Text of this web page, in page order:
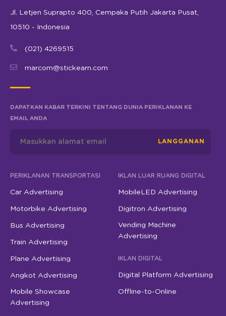
Jl. Letjen Suprapto 400, Cempaka Putih Jakarta Pusat,
10510 - Indonesia
(021) 4269515
marcom@stickearn.com
DAPATKAN KABAR TERKINI TENTANG DUNIA PERIKLANAN KE
EMAIL ANDA
LANGGANAN
PERIKLANAN TRANSPORTASI
Car Advertising
Motorbike Advertising
Bus Advertising
Train Advertising
Plane Advertising
Angkot Advertising
Mobile Showcase
Advertising
IKLAN LUAR RUANG DIGITAL
MobileLED Advertising
Digitron Advertising
Vending Machine
Advertising
IKLAN DIGITAL
Digital Platform Advertising
Offline-to-Online